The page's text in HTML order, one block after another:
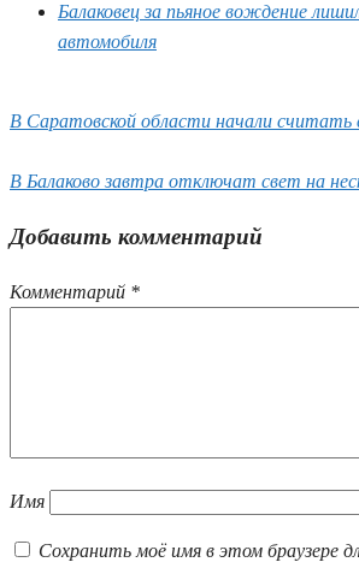
Балаковец за пьяное вождение
автомобиля
В Саратовской области начали считать
В Балаково завтра отключат свет на
Добавить комментарий
Комментарий *
Имя
Сохранить моё имя в этом браузере